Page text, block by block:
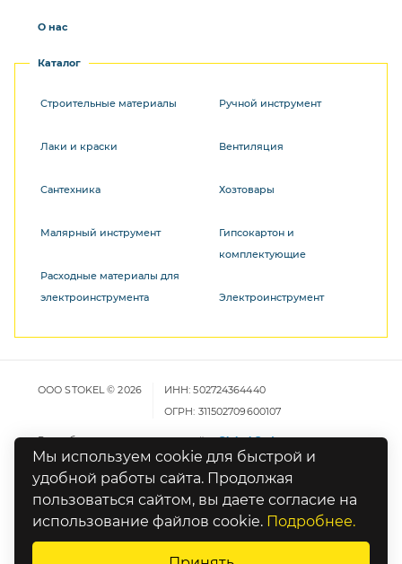
О нас
Каталог
Строительные материалы
Лаки и краски
Сантехника
Малярный инструмент
Расходные материалы для
электроинструмента
Ручной инструмент
Вентиляция
Хозтовары
Гипсокартон и
комплектующие
Электроинструмент
ООО STOKEL © 2026
ИНН: 502724364440
ОГРН: 311502709600107
Разработка и продвижение сайтаGlobal Code
Карта сайта
Политика конфиденциальности
Оставьте отзыв о работе сайта
Мы используем cookie для быстрой и
удобной работы сайта. Продолжая
пользоваться сайтом, вы даете согласие на
использование файлов cookie. Подробнее.